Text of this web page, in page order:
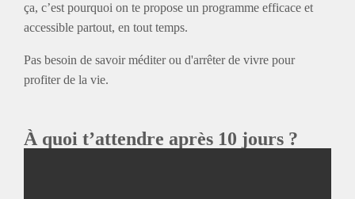
ça, c’est pourquoi on te propose un programme efficace et
accessible partout, en tout temps.
Pas besoin de savoir méditer ou d'arrêter de vivre pour
profiter de la vie.
À quoi t’attendre après 10 jours ?